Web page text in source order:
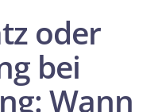
oder
bei
Wann